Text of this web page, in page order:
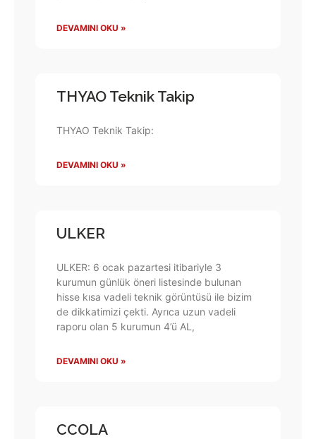
DEVAMINI OKU »
THYAO Teknik Takip
THYAO Teknik Takip:
DEVAMINI OKU »
ULKER
ULKER: 6 ocak pazartesi itibariyle 3
kurumun günlük öneri listesinde bulunan
hisse kısa vadeli teknik görüntüsü ile bizim
de dikkatimizi çekti. Ayrıca uzun vadeli
raporu olan 5 kurumun 4’ü AL,
DEVAMINI OKU »
CCOLA